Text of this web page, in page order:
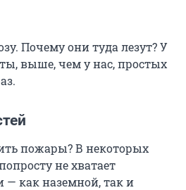
Почему они туда лезут? У
выше, чем у нас, простых
пожары? В некоторых
не хватает
— как наземной, так и